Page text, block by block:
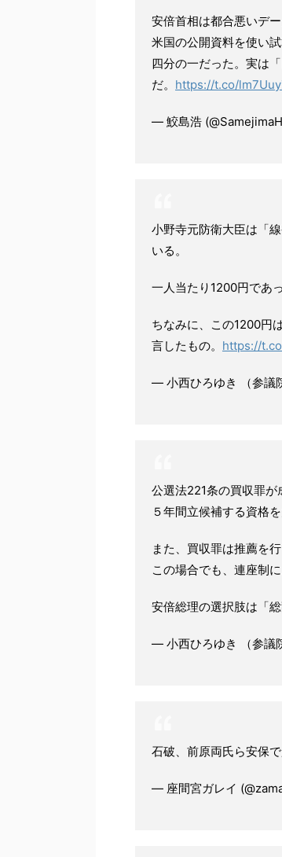
安倍首相は都合悪いデ
米国の公開資料を使い
四分の一だった。実は
だ。 https://t.co/
— 鮫島浩
小野寺元防衛大臣は「
いる。
一人当たり1200円であ
ちなみに、この1200円
言したもの。 https://
— 小西ひろゆき （参議
公選法221条の買収罪が
５年間立候補する資格を
また、買収罪は推薦を
この場合でも、連座制
安倍総理の選択肢は「
— 小西ひろゆき （参議
石破、前原両氏ら安保
— 座間宮ガレイ